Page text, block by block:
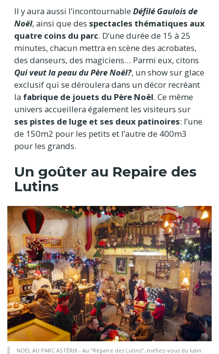
Il y aura aussi l’incontournable Défilé Gaulois de
Noël, ainsi que des spectacles thématiques aux
quatre coins du parc. D’une durée de 15 à 25
minutes, chacun mettra en scène des acrobates,
des danseurs, des magiciens… Parmi eux, citons
Qui veut la peau du Père Noël?, un show sur glace
exclusif qui se déroulera dans un décor recréant
la fabrique de jouets du Père Noël. Ce même
univers accueillera également les visiteurs sur
ses pistes de luge et ses deux patinoires: l’une
de 150m2 pour les petits et l’autre de 400m3
pour les grands.
Un goûter au Repaire des
Lutins
NOËL AU PARC ASTÉRIX - Au "Repaire des Lutins", méfiez-vous du lutin